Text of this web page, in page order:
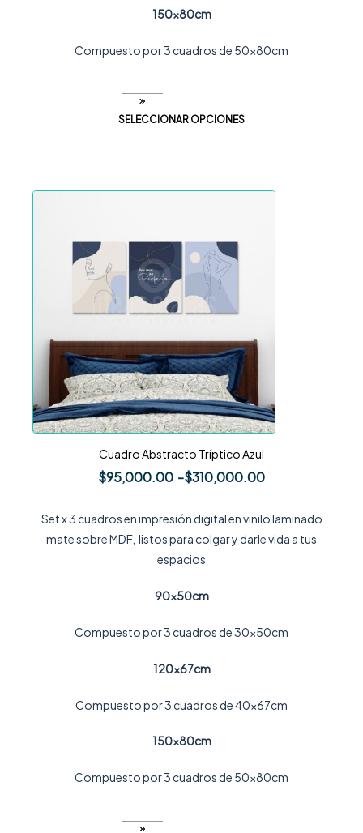
150x80cm
Compuesto por 3 cuadros de 50x80cm
SELECCIONAR OPCIONES
Cuadro Abstracto Tríptico Azul
$95,000.00 -$310,000.00
Set x 3 cuadros en impresión digital en vinilo laminado
mate sobre MDF, listos para colgar y darle vida a tus
espacios
90x50cm
Compuesto por 3 cuadros de 30x50cm
120x67cm
Compuesto por 3 cuadros de 40x67cm
150x80cm
Compuesto por 3 cuadros de 50x80cm